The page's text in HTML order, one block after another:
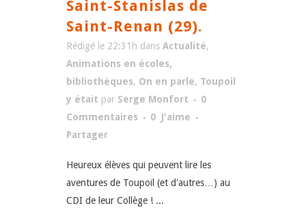
Saint-Stanislas de
Saint-Renan (29).
Rédigé le 22:31h dans Actualité,
Animations en écoles,
bibliothèques, On en parle, Toupoil
y était par Serge Monfort
0
Commentaires
0 J'aime
Partager
Heureux élèves qui peuvent lire les
aventures de Toupoil (et d'autres…) au
CDI de leur Collège ! ...